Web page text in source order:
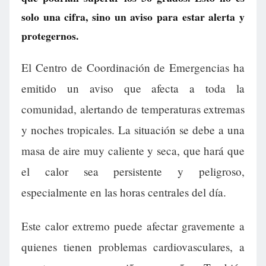
solo una cifra, sino un aviso para estar alerta y
protegernos.
El Centro de Coordinación de Emergencias ha
emitido un aviso que afecta a toda la
comunidad, alertando de temperaturas extremas
y noches tropicales. La situación se debe a una
masa de aire muy caliente y seca, que hará que
el calor sea persistente y peligroso,
especialmente en las horas centrales del día.
Este calor extremo puede afectar gravemente a
quienes tienen problemas cardiovasculares, a